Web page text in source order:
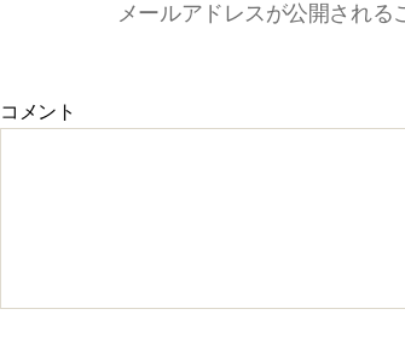
メールアドレスが公開される
コメント